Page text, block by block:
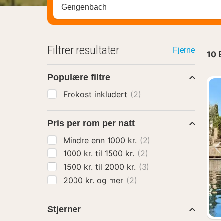
Søk hotell, region eller by
10
Filtrer resultater Fjerne
Populære filtre
Frokost inkludert (2)
Pris per rom per natt
Mindre enn 1000 kr. (2)
1000 kr. til 1500 kr. (2)
1500 kr. til 2000 kr. (3)
2000 kr. og mer (2)
Stjerner